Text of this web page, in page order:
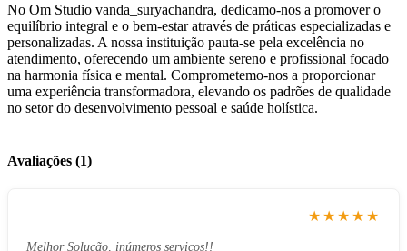
No Om Studio vanda_suryachandra, dedicamo-nos a promover o
equilíbrio integral e o bem-estar através de práticas especializadas e
personalizadas. A nossa instituição pauta-se pela excelência no
atendimento, oferecendo um ambiente sereno e profissional focado
na harmonia física e mental. Comprometemo-nos a proporcionar
uma experiência transformadora, elevando os padrões de qualidade
no setor do desenvolvimento pessoal e saúde holística.
Avaliações (1)
★★★★★
Melhor Solução, inúmeros serviços!!